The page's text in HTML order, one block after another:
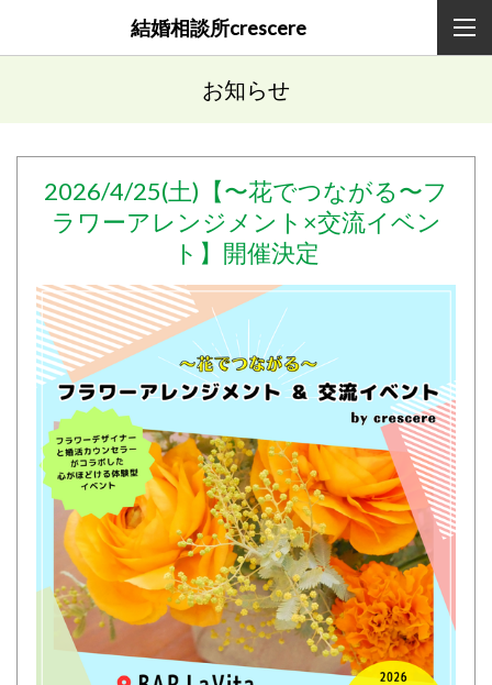
結婚相談所crescere
お知らせ
2026/4/25(土) 【〜花でつながる〜フ
ラワーアレンジメント×交流イベン
ト】開催決定